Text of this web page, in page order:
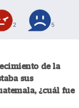
2 5
de la
sus
¿cuál fue